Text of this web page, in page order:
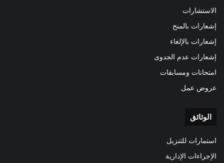
الاستشارات
إشعارات بالمنح
إشعارات بالإلغاء
إشعارات عدم الجدوى
امتحانات ومسابقات
عروض عمل
الوثائق
استمارات للتنزيل
الإجراءات الإدارية